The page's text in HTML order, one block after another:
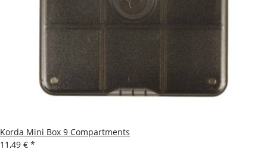
Korda Mini Box 9 Compartments
11,49 € *